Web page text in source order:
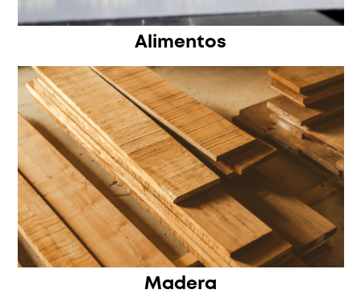
Alimentos
Madera